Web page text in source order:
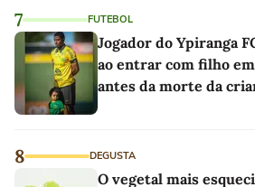
7 FUTEBOL
Jogador do Ypiranga
ao entrar com filho
antes da morte da
8 DEGUSTA
O vegetal mais